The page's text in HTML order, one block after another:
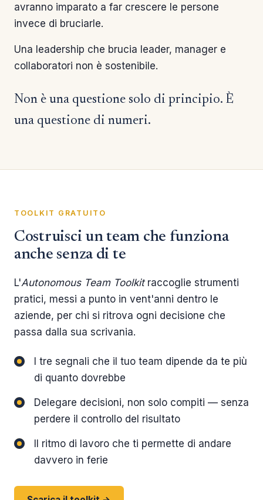
avranno imparato a far crescere le persone
invece di bruciarle.
Una leadership che brucia leader, manager e
collaboratori non è sostenibile.
Non è una questione solo di principio. È
una questione di numeri.
TOOLKIT GRATUITO
Costruisci un team che funziona
anche senza di te
L'Autonomous Team Toolkitraccoglie strumenti
pratici, messi a punto in vent'anni dentro le
aziende, per chi si ritrova ogni decisione che
passa dalla sua scrivania.
I tre segnali che il tuo team dipende da te più
di quanto dovrebbe
Delegare decisioni, non solo compiti — senza
perdere il controllo del risultato
Il ritmo di lavoro che ti permette di andare
davvero in ferie